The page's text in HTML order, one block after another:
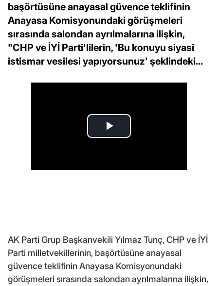
başörtüsüne anayasal güvence teklifinin
Anayasa Komisyonundaki görüşmeleri
sırasında salondan ayrılmalarına ilişkin,
"CHP ve İYİ Parti'lilerin, 'Bu konuyu siyasi
istismar vesilesi yapıyorsunuz' şeklindeki...
AK Parti Grup Başkanvekili Yılmaz Tunç, CHP ve İYİ
Parti milletvekillerinin, başörtüsüne anayasal
güvence teklifinin Anayasa Komisyonundaki
görüşmeleri sırasında salondan ayrılmalarına ilişkin,